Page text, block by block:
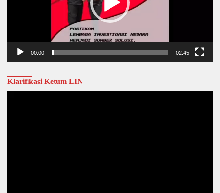
00:00 02:45
Klarifikasi Ketum LIN